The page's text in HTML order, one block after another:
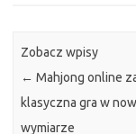
Zobacz wpisy
← Mahjong online
klasyczna gra w
wymiarze